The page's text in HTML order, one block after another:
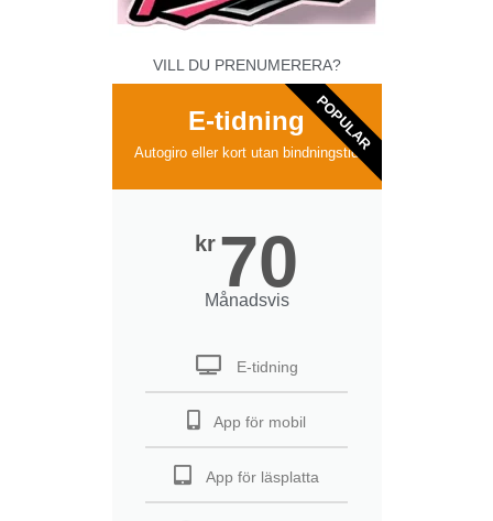
VILL DU PRENUMERERA?
E-tidning
Autogiro eller kort utan bindningstid
kr 70
Månadsvis
E-tidning
App för mobil
App för läsplatta
POPULAR